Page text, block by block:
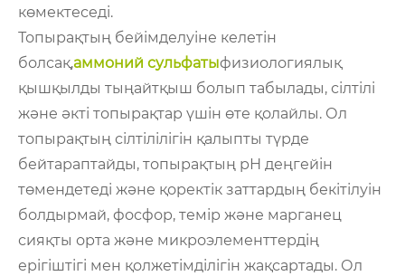
көмектеседі.
Топырақтың бейімделуіне келетін
болсақ,аммоний сульфатыфизиологиялық
қышқылды тыңайтқыш болып табылады, сілтілі
және әкті топырақтар үшін өте қолайлы. Ол
топырақтың сілтілілігін қалыпты түрде
бейтараптайды, топырақтың рН деңгейін
төмендетеді және қоректік заттардың бекітілуін
болдырмай, фосфор, темір және марганец
сияқты орта және микроэлементтердің
ерігіштігі мен қолжетімділігін жақсартады. Ол